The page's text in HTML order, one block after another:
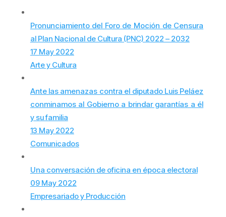
Pronunciamiento del Foro de Moción de Censura
al Plan Nacional de Cultura (PNC) 2022 – 2032
17 May 2022
Arte y Cultura
Ante las amenazas contra el diputado Luis Peláez
conminamos al Gobierno a brindar garantías a él
y su familia
13 May 2022
Comunicados
Una conversación de oficina en época electoral
09 May 2022
Empresariado y Producción